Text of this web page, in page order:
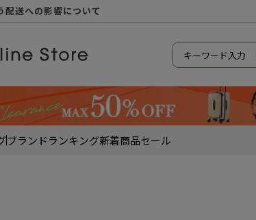
スケジュールについて
配送への影響について
化（電子化）のお知らせ
伴う配送への影響について
ご注意ください
場合に関しまして
応に関しまして
にご注意ください
ブランドランキング新着商品セール